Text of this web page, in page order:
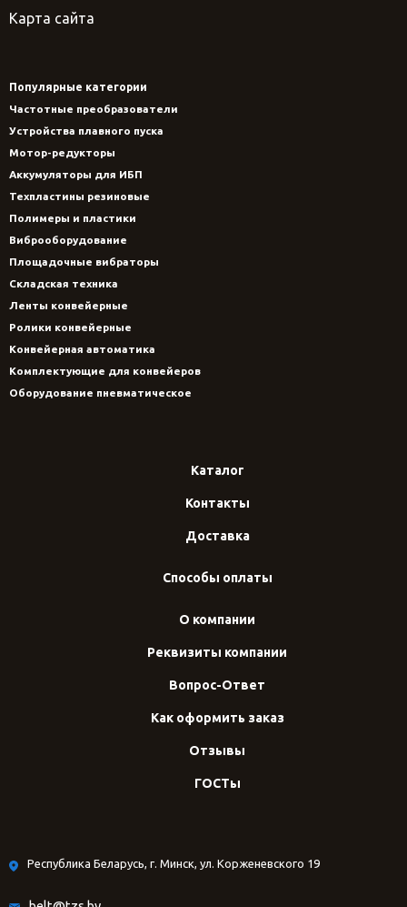
Карта сайта
Популярные категории
Частотные преобразователи
Устройства плавного пуска
Мотор-редукторы
Аккумуляторы для ИБП
Техпластины резиновые
Полимеры и пластики
Виброоборудование
Площадочные вибраторы
Складская техника
Ленты конвейерные
Ролики конвейерные
Конвейерная автоматика
Комплектующие для конвейеров
Оборудование пневматическое
Каталог
Контакты
Доставка
Способы оплаты
О компании
Реквизиты компании
Вопрос-Ответ
Как оформить заказ
Отзывы
ГОСТы
Республика Беларусь, г. Минск, ул. Корженевского 19